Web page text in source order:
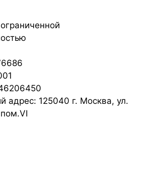
адрес: 125040 г. Москва, ул.